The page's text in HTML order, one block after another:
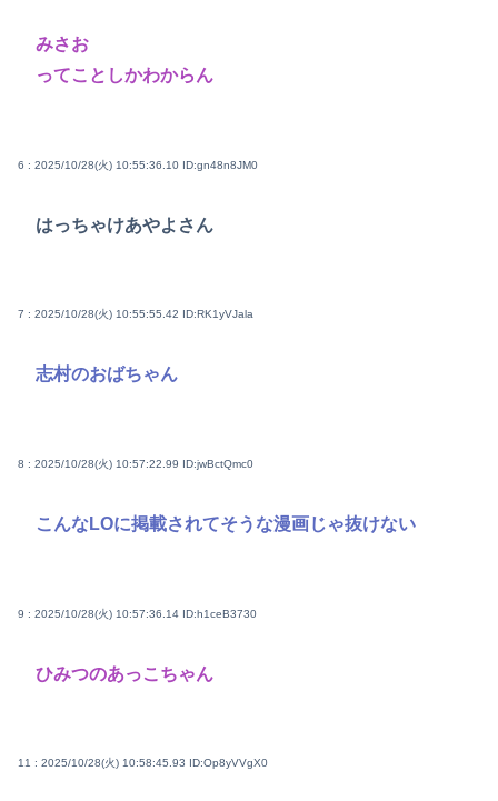
みさお
ってことしかわからん
6 : 2025/10/28(火) 10:55:36.10 ID:gn48n8JM0
はっちゃけあやよさん
7 : 2025/10/28(火) 10:55:55.42 ID:RK1yVJala
志村のおばちゃん
8 : 2025/10/28(火) 10:57:22.99 ID:jwBctQmc0
こんなLOに掲載されてそうな漫画じゃ抜けない
9 : 2025/10/28(火) 10:57:36.14 ID:h1ceB3730
ひみつのあっこちゃん
11 : 2025/10/28(火) 10:58:45.93 ID:Op8yVVgX0